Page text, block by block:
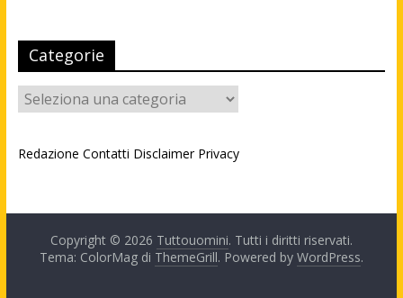
Categorie
Categorie
Redazione Contatti Disclaimer Privacy
Copyright © 2026 Tuttouomini. Tutti i diritti riservati.
Tema: ColorMag di ThemeGrill. Powered by WordPress.